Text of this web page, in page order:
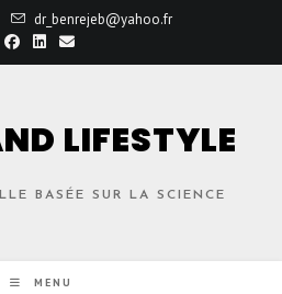
dr_benrejeb@yahoo.fr
LIFESTYLE
BASÉE SUR LA SCIENCE
MENU